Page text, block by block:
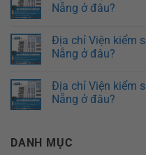
Nẵng ở đâu?
Địa chỉ Viện kiểm
Nẵng ở đâu?
Địa chỉ Viện kiểm
Nẵng ở đâu?
DANH MỤC